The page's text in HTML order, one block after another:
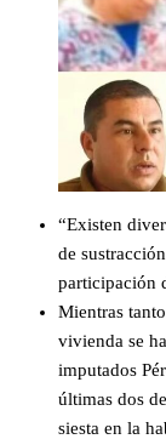
“Existen
de
participación
Mientras
vivienda se
imputados
últimas dos
siesta en la